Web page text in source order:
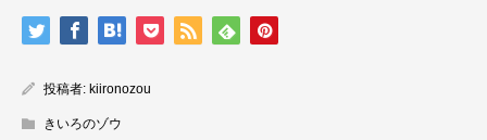
投稿者: kiironozou
きいろのゾウ